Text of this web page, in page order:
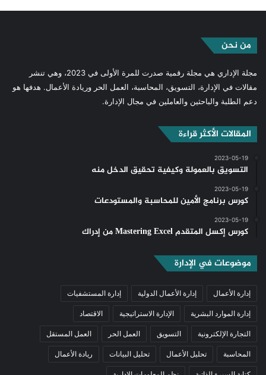
من نحن
مجلة الإداري هي مجلة رقمية صدرت للمرة الأولى في 2023، وهي تنشر
مقالات في الإدارة، التسويق، المحاسبة، العمل الحر وريادة الأعمال. هدفها هو
دعم الطلبة والباحثين والعاملين في مجال الإدارة.
المقالات الأكثر قراءة
2023-05-19
التسويق بالعمولة وكيفية تحقيق الدخل منه
2023-05-19
كورس برنامج الأمين للمحاسبة والمستودعات
2023-05-19
كورس إكسل المتقدم Mastering Excel من إدراك
موضوعات في الإدارة
إدارة الأعمال إدارة الأعمال الدولية إدارة المستشفيات
إدارة الموارد البشرية الإدارة الاستراتيجية الاقتصاد
التجارة الإلكترونية التسويق العمل الحر العمل المستقل
المحاسبة تحليل الأعمال تحليل البيانات ريادة الأعمال